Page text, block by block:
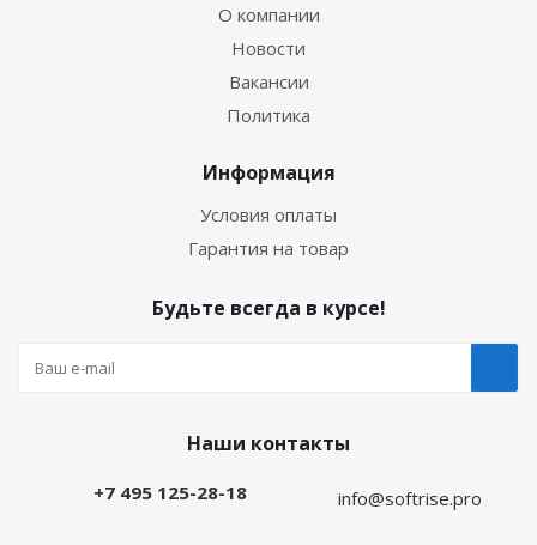
О компании
Новости
Вакансии
Политика
Информация
Условия оплаты
Гарантия на товар
Будьте всегда в курсе!
Наши контакты
+7 495 125-28-18 info@softrise.pro